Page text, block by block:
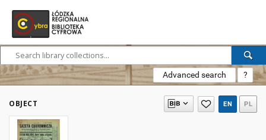
Advanced search ?
OBJECT EN PL